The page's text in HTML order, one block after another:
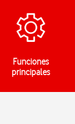
Funciones
principales